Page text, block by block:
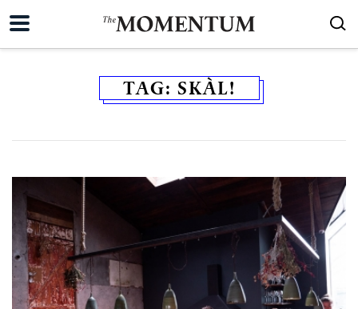
TAG: SKÀL!